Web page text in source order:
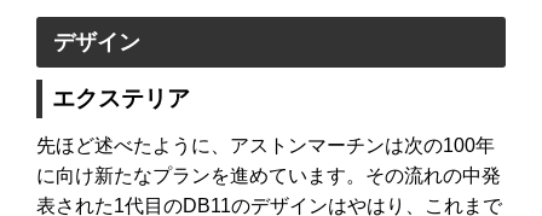
デザイン
エクステリア
先ほど述べたように、アストンマーチンは次の100年
に向け新たなプランを進めています。その流れの中発
表された1代目のDB11のデザインはやはり、これまで